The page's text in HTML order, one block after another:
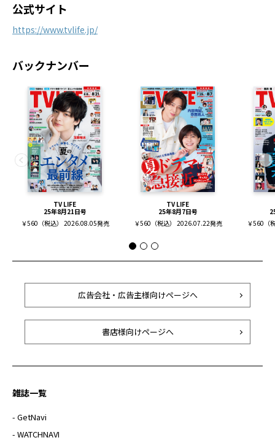
公式サイト
https://www.tvlife.jp/
バックナンバー
TV LIFE
25年8月21日号
￥560（税込） 2026.08.05発売
TV LIFE
25年8月7日号
￥560（税込） 2026.07.22発売
￥560（
広告会社・広告主様向けページへ
書店様向けページへ
雑誌一覧
- GetNavi
- WATCHNAVI